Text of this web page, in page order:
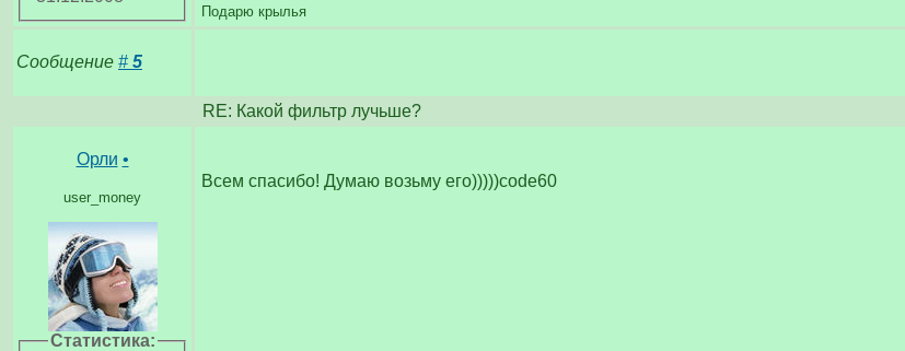
Подарю крылья
Сообщение # 5
RE: Какой фильтр лучьше?
Орли •
user_money
Статистика:
Всем спасибо! Думаю возьму его)))))code60